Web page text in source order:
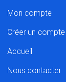
Mon compte
Créer un compte
Accueil
Nous contacter